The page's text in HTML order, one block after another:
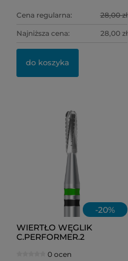
Cena regularna: 28,00 zł
Najniższa cena: 28,00 zł
do koszyka
-20%
WIERTŁO WĘGLIK
C.PERFORMER.2
(do koron)
0 ocen